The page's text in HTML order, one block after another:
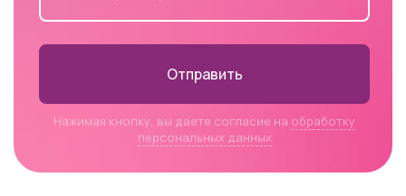
Отправить
Нажимая кнопку, вы даете согласие на обработку
персональных данных